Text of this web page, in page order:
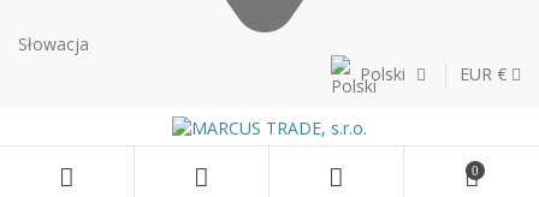
Słowacja
Polski
EUR €
0